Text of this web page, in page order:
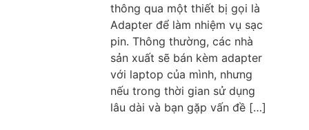
thông qua một thiết bị gọi là
Adapter để làm nhiệm vụ sạc
pin. Thông thường, các nhà
sản xuất sẽ bán kèm adapter
với laptop của mình, nhưng
nếu trong thời gian sử dụng
lâu dài và bạn gặp vấn đề […]